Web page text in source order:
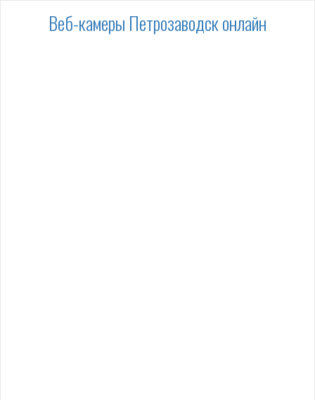
Веб-камеры Петрозаводск онлайн